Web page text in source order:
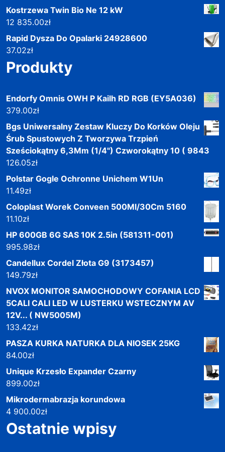
Kostrzewa Twin Bio Ne 12 kW
12 835.00zł
Rapid Dysza Do Opalarki 24928600
37.02zł
Produkty
Endorfy Omnis OWH P Kailh RD RGB (EY5A036)
379.00zł
Bgs Uniwersalny Zestaw Kluczy Do Korków Oleju
Śrub Spustowych Z Tworzywa Trzpień
Sześciokątny 6,3Mm (1/4") Czworokątny 10 ( 9843
126.05zł
Polstar Gogle Ochronne Unichem W1Un
11.49zł
Coloplast Worek Conveen 500Ml/30Cm 5160
11.10zł
HP 600GB 6G SAS 10K 2.5in (581311-001)
995.98zł
Candellux Cordel Złota G9 (3173457)
149.79zł
NVOX MONITOR SAMOCHODOWY COFANIA LCD
5CALI CALI LED W LUSTERKU WSTECZNYM AV
12V... ( NW5005M)
133.42zł
PASZA KURKA NATURKA DLA NIOSEK 25KG
84.00zł
Unique Krzesło Expander Czarny
899.00zł
Mikrodermabrazja korundowa
4 900.00zł
Ostatnie wpisy